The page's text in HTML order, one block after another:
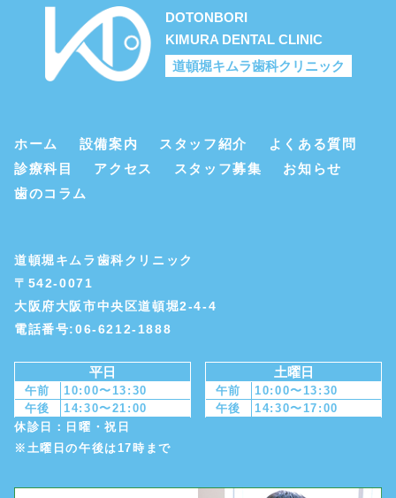
DOTONBORI
KIMURA DENTAL CLINIC
道頓堀キムラ歯科クリニック
ホーム 設備案内 スタッフ紹介
よくある質問
診療科目
アクセス スタッフ募集
お知らせ
歯のコラム
道頓堀キムラ歯科クリニック
〒542-0071
大阪府大阪市中央区道頓堀2-4-4
電話番号:06-6212-1888
平日
午前
10:00〜13:30
午後
14:30〜21:00
土曜日
午前
10:00〜13:30
午後
14:30〜17:00
休診日：日曜・祝日
※土曜日の午後は17時まで